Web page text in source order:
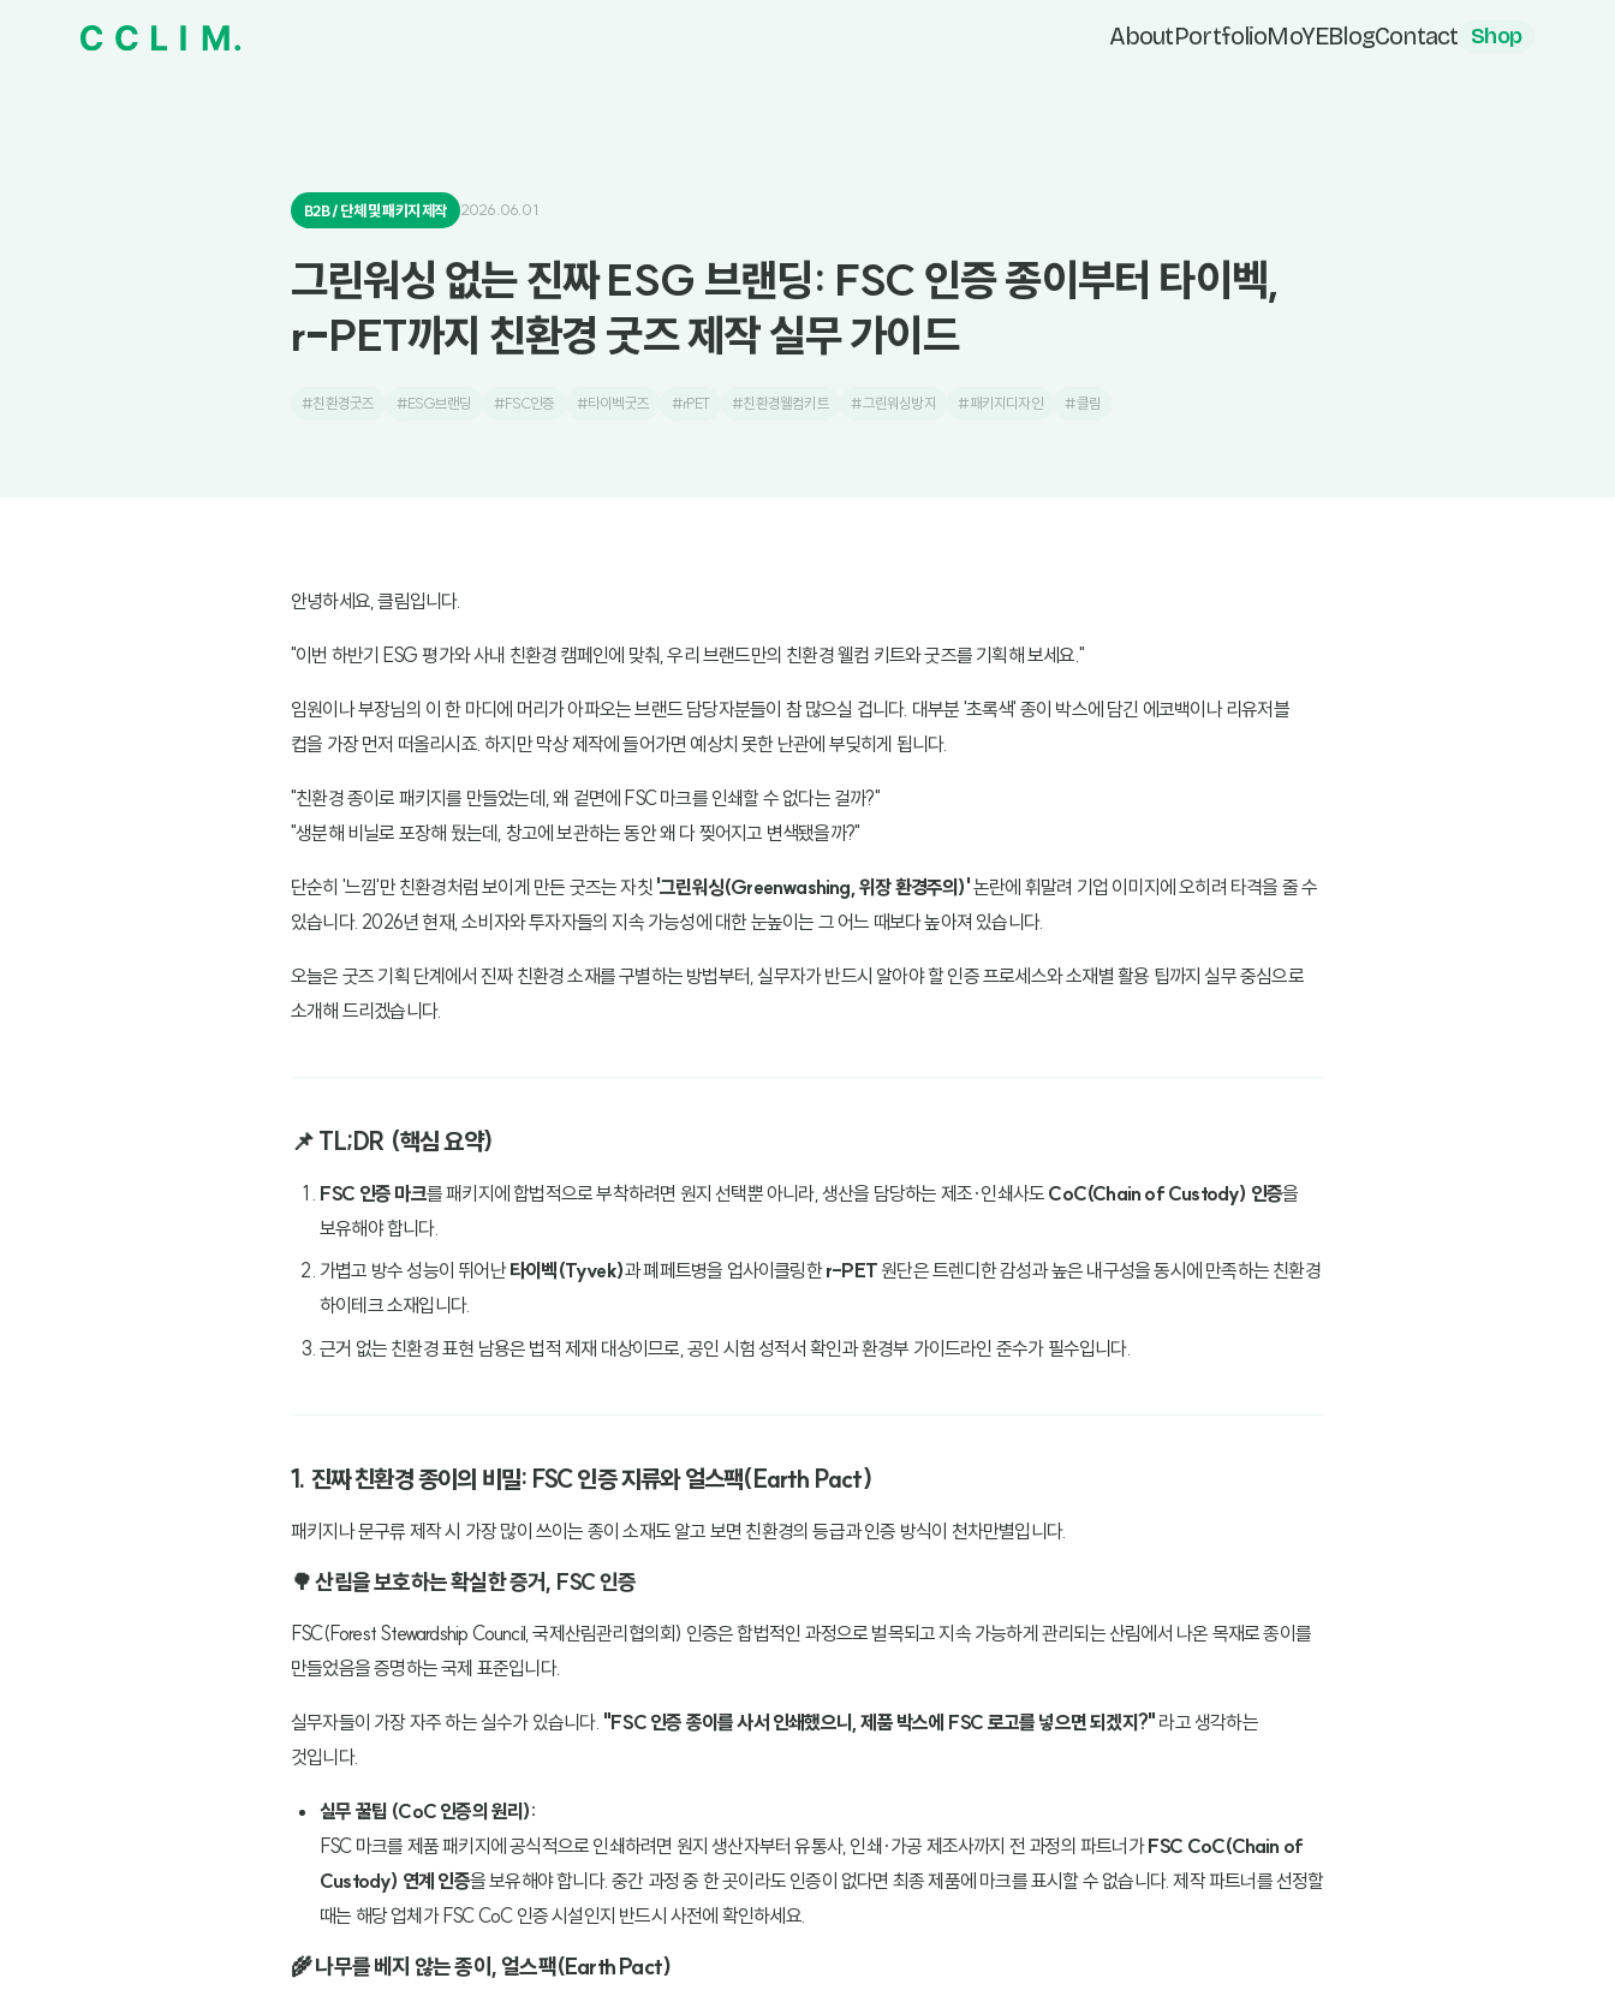
AboutPortfolioMoYEBlogContact Shop
B2B / 단체 및 패키지 제작 2026.06.01
그린워싱 없는 진짜 ESG 브랜딩: FSC 인증 종이부터 타이벡,
r-PET까지 친환경 굿즈 제작 실무 가이드
#친환경굿즈 #ESG브랜딩 #FSC인증 #타이벡굿즈 #rPET #친환경웰컴키트 #그린워싱방지 #패키지디자인 #클림
안녕하세요, 클림입니다.
"이번 하반기 ESG 평가와 사내 친환경 캠페인에 맞춰, 우리 브랜드만의 친환경 웰컴 키트와 굿즈를 기획해 보세요."
임원이나 부장님의 이 한 마디에 머리가 아파오는 브랜드 담당자분들이 참 많으실 겁니다. 대부분 '초록색' 종이 박스에 담긴 에코백이나 리유저블
컵을 가장 먼저 떠올리시죠. 하지만 막상 제작에 들어가면 예상치 못한 난관에 부딪히게 됩니다.
"친환경 종이로 패키지를 만들었는데, 왜 겉면에 FSC 마크를 인쇄할 수 없다는 걸까?"
"생분해 비닐로 포장해 뒀는데, 창고에 보관하는 동안 왜 다 찢어지고 변색됐을까?"
단순히 '느낌'만 친환경처럼 보이게 만든 굿즈는 자칫 '그린워싱(Greenwashing, 위장 환경주의)'논란에 휘말려 기업 이미지에 오히려 타격을 줄 수
있습니다. 2026년 현재, 소비자와 투자자들의 지속 가능성에 대한 눈높이는 그 어느 때보다 높아져 있습니다.
오늘은 굿즈 기획 단계에서 진짜 친환경 소재를 구별하는 방법부터, 실무자가 반드시 알아야 할 인증 프로세스와 소재별 활용 팁까지 실무 중심으로
소개해 드리겠습니다.
📌 TL;DR (핵심 요약)
FSC 인증 마크를 패키지에 합법적으로 부착하려면 원지 선택뿐 아니라, 생산을 담당하는 제조·인쇄사도 CoC(Chain of Custody) 인증을
보유해야 합니다.
가볍고 방수 성능이 뛰어난타이벡(Tyvek)과 폐페트병을 업사이클링한r-PET 원단은 트렌디한 감성과 높은 내구성을 동시에 만족하는 친환경
하이테크 소재입니다.
근거 없는 친환경 표현 남용은 법적 제재 대상이므로, 공인 시험 성적서 확인과 환경부 가이드라인 준수가 필수입니다.
1. 진짜 친환경 종이의 비밀: FSC 인증 지류와 얼스팩(Earth Pact)
패키지나 문구류 제작 시 가장 많이 쓰이는 종이 소재도 알고 보면 친환경의 등급과 인증 방식이 천차만별입니다.
🌳 산림을 보호하는 확실한 증거, FSC 인증
FSC(Forest Stewardship Council, 국제산림관리협의회) 인증은 합법적인 과정으로 벌목되고 지속 가능하게 관리되는 산림에서 나온 목재로 종이를
만들었음을 증명하는 국제 표준입니다.
실무자들이 가장 자주 하는 실수가 있습니다. "FSC 인증 종이를 사서 인쇄했으니, 제품 박스에 FSC 로고를 넣으면 되겠지?" 라고 생각하는
것입니다.
실무 꿀팁 (CoC 인증의 원리):
FSC 마크를 제품 패키지에 공식적으로 인쇄하려면 원지 생산자부터 유통사, 인쇄·가공 제조사까지 전 과정의 파트너가FSC CoC(Chain of
Custody) 연계 인증을 보유해야 합니다. 중간 과정 중 한 곳이라도 인증이 없다면 최종 제품에 마크를 표시할 수 없습니다. 제작 파트너를 선정할
때는 해당 업체가 FSC CoC 인증 시설인지 반드시 사전에 확인하세요.
🌾 나무를 베지 않는 종이, 얼스팩(Earth Pact)